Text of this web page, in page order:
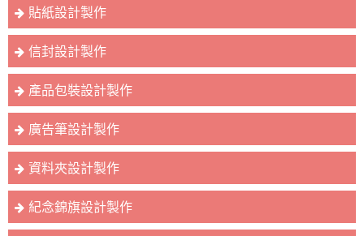
貼紙設計製作
信封設計製作
產品包裝設計製作
廣告筆設計製作
資料夾設計製作
紀念錦旗設計製作